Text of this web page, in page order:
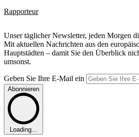
Rapporteur
Unser täglicher Newsletter, jeden Morgen
Mit aktuellen Nachrichten aus den
Hauptstädten – damit Sie den Überblick
umsonst.
Geben Sie Ihre E-Mail ein
Abonnieren
Loading...